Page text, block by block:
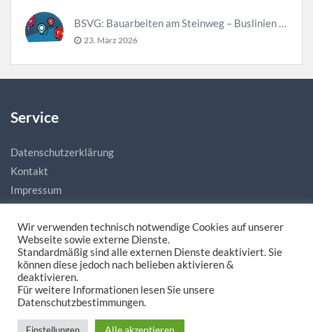
BSVG: Bauarbeiten am Steinweg – Buslinien halten verändert
23. März 2026
Service
Datenschutzerklärung
Kontakt
Impressum
Made with love bynatias.de - Digitale Mediengestaltung
Wir verwenden technisch notwendige Cookies auf unserer
Webseite sowie externe Dienste.
Standardmäßig sind alle externen Dienste deaktiviert. Sie
können diese jedoch nach belieben aktivieren &
deaktivieren.
Für weitere Informationen lesen Sie unsere
Datenschutzbestimmungen.
Alle akzeptieren